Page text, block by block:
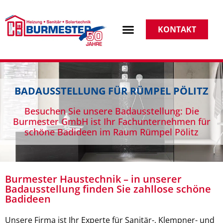
KONTAKT
BADAUSSTELLUNG FÜR RÜMPEL PÖLITZ
Besuchen Sie unsere Badausstellung: Die
Burmester GmbH ist Ihr Fachunternehmen für
schöne Badideen im Raum Rümpel Pölitz
Burmester Haustechnik – in unserer
Badausstellung finden Sie zahllose schöne
Badideen
Unsere Firma ist Ihr Experte für Sanitär-, Klempner- und